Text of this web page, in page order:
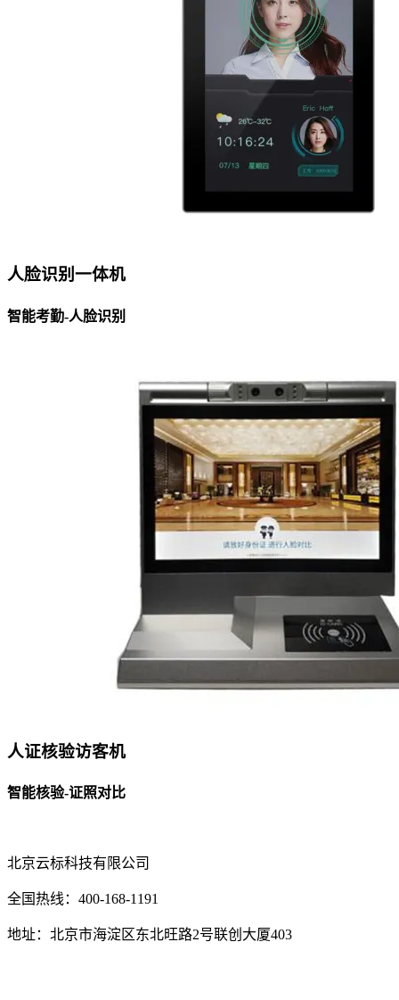
人脸识别一体机
智能考勤-人脸识别
人证核验访客机
智能核验-证照对比
北京云标科技有限公司
全国热线：400-168-1191
地址：北京市海淀区东北旺路2号联创大厦403